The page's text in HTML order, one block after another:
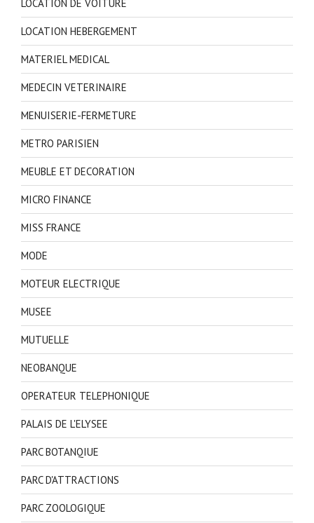
LOCATION DE VOITURE
LOCATION HEBERGEMENT
MATERIEL MEDICAL
MEDECIN VETERINAIRE
MENUISERIE-FERMETURE
METRO PARISIEN
MEUBLE ET DECORATION
MICRO FINANCE
MISS FRANCE
MODE
MOTEUR ELECTRIQUE
MUSEE
MUTUELLE
NEOBANQUE
OPERATEUR TELEPHONIQUE
PALAIS DE L'ELYSEE
PARC BOTANQIUE
PARC D'ATTRACTIONS
PARC ZOOLOGIQUE